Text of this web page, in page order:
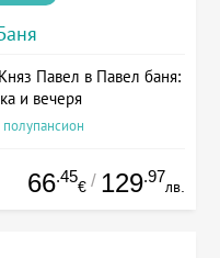
Павел в Павел баня:
и вечеря
66.45
€ / 129.97
лв.